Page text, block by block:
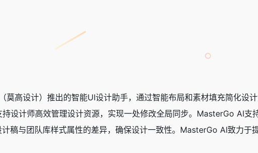
莫高设计）推出的智能UI设计助手，通过智能布局和素材填充简化设
设计师高效管理设计资源，实现一处修改全局同步。MasterGo AI支
稿与团队库样式属性的差异，确保设计一致性。MasterGo AI致力于